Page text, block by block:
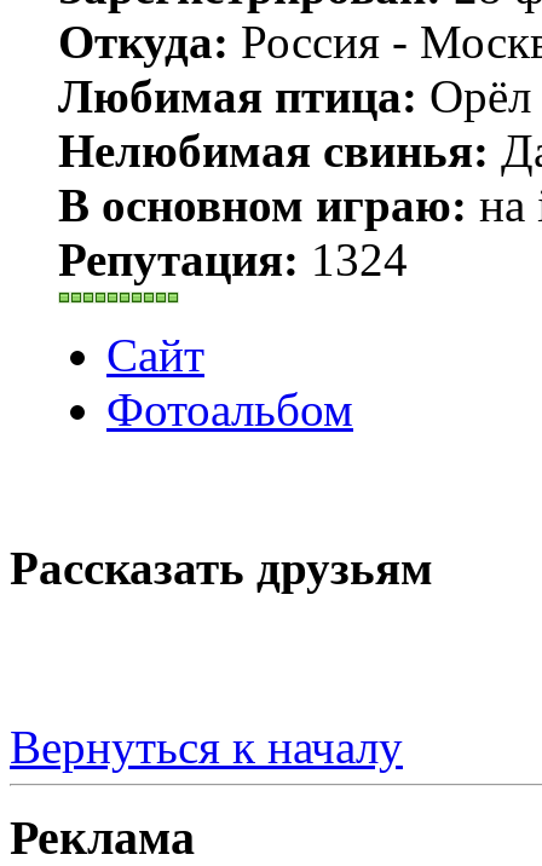
Откуда: Россия -
Любимая птица:
Нелюбимая свинья:
В основном играю: на
Репутация: 1324
Сайт
Фотоальбом
Рассказать друзьям
Вернуться к началу
Реклама